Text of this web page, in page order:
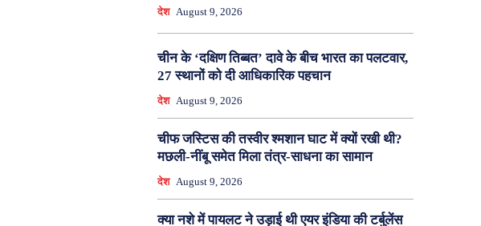
देश August 9, 2026
चीन के ‘दक्षिण तिब्बत’ दावे के बीच भारत का पलटवार,
27 स्थानों को दी आधिकारिक पहचान
देश August 9, 2026
चीफ जस्टिस की तस्वीर श्मशान घाट में क्यों रखी थी?
मछली-नींबू समेत मिला तंत्र-साधना का सामान
देश August 9, 2026
क्या नशे में पायलट ने उड़ाई थी एयर इंडिया की टर्बुलेंस